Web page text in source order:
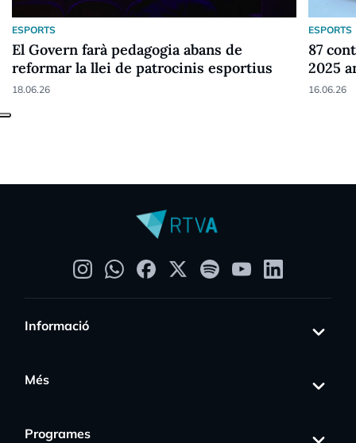
ESPORTS
El Govern farà pedagogia abans de
reformar la llei de patrocinis esportius
18.06.26
ESPORTS
87
2025
16.06.26
Informació
Més
Programes